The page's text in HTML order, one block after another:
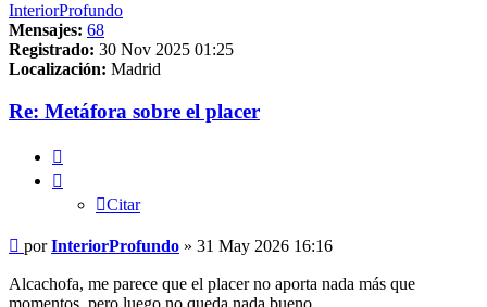
InteriorProfundo
Mensajes: 68
Registrado: 30 Nov 2025 01:25
Localización: Madrid
Re: Metáfora sobre el placer
Citar
Mensaje
porInteriorProfundo » 31 May 2026 16:16
Alcachofa, me parece que el placer no aporta nada más que
momentos, pero luego no queda nada bueno.